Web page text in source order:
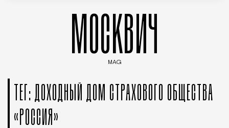
МОСКВИЧ
MAG
ТЕГ: ДОХОДНЫЙ ДОМ СТРАХОВОГО ОБЩЕСТВА
«РОССИЯ»